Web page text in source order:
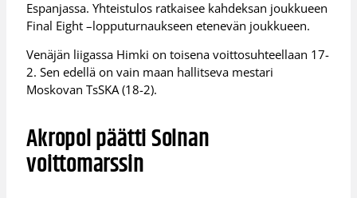
Espanjassa. Yhteistulos ratkaisee kahdeksan joukkueen
Final Eight –lopputurnaukseen etenevän joukkueen.
Venäjän liigassa Himki on toisena voittosuhteellaan 17-
2. Sen edellä on vain maan hallitseva mestari
Moskovan TsSKA (18-2).
Akropol päätti Solnan
voittomarssin